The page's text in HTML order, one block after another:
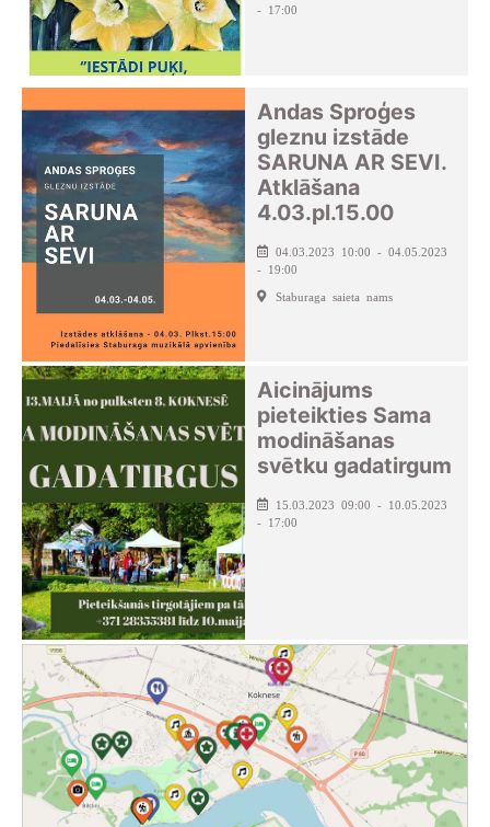
- 17:00
Andas Sproģes
gleznu izstāde
SARUNA AR SEVI.
Atklāšana
4.03.pl.15.00
04.03.2023 10:00 - 04.05.2023
- 19:00
Staburaga saieta nams
Aicinājums
pieteikties Sama
modināšanas
svētku gadatirgum
15.03.2023 09:00 - 10.05.2023
- 17:00